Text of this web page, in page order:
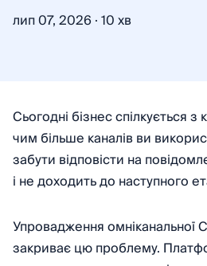
лип 07, 2026 ·10 хв
Сьогодні бізнес спілкується
чим більше каналів ви
забути відповісти на
і не доходить до наступного
Упровадження омніканальної
закриває цю проблему.